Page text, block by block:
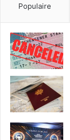
Populaire